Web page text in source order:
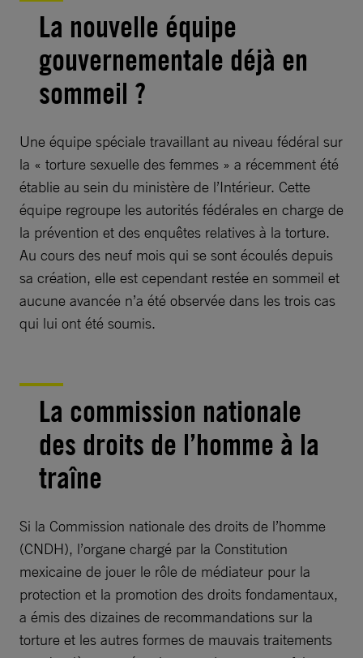
La nouvelle équipe
gouvernementale déjà en
sommeil ?
Une équipe spéciale travaillant au niveau fédéral sur
la « torture sexuelle des femmes » a récemment été
établie au sein du ministère de l’Intérieur. Cette
équipe regroupe les autorités fédérales en charge de
la prévention et des enquêtes relatives à la torture.
Au cours des neuf mois qui se sont écoulés depuis
sa création, elle est cependant restée en sommeil et
aucune avancée n’a été observée dans les trois cas
qui lui ont été soumis.
La commission nationale
des droits de l’homme à la
traîne
Si la Commission nationale des droits de l’homme
(CNDH), l’organe chargé par la Constitution
mexicaine de jouer le rôle de médiateur pour la
protection et la promotion des droits fondamentaux,
a émis des dizaines de recommandations sur la
torture et les autres formes de mauvais traitements